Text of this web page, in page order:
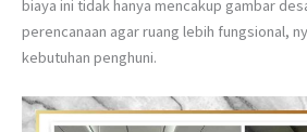
biaya ini tidak hanya mencakup gambar
perencanaan agar ruang lebih fungsional,
kebutuhan penghuni.